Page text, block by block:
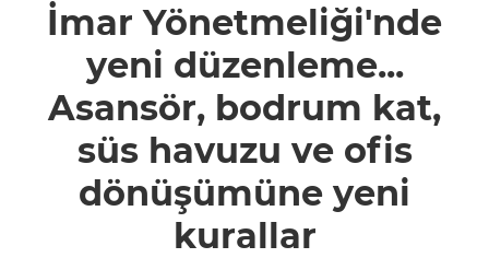
düzenleme...
Asansör,
bodrum kat, süs
havuzu ve ofis
yeni kurallar
İmar Yönetmeliği'nde
yeni düzenleme...
Asansör, bodrum kat,
süs havuzu ve ofis
dönüşümüne yeni
kurallar